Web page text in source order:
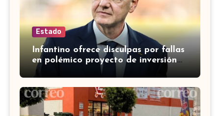
Estado
Infantino ofrece disculpas por fallas
en polémico proyecto de inversión
privada de la FIFA